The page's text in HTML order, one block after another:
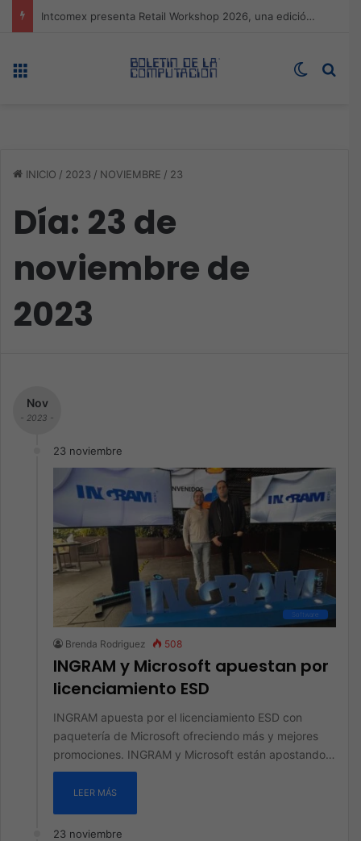
Expo technology CDMX, nueva sede con récord de audiencia
Switch
INICIO / 2023 / NOVIEMBRE / 23
Día: 23 de
noviembre de
2023
Nov
- 2023 -
23 noviembre
Software
Brenda Rodriguez 508
INGRAM y Microsoft apuestan por
licenciamiento ESD
INGRAM apuesta por el licenciamiento ESD con
paquetería de Microsoft ofreciendo más y mejores
promociones. INGRAM y Microsoft están apostando…
LEER MÁS
23 noviembre